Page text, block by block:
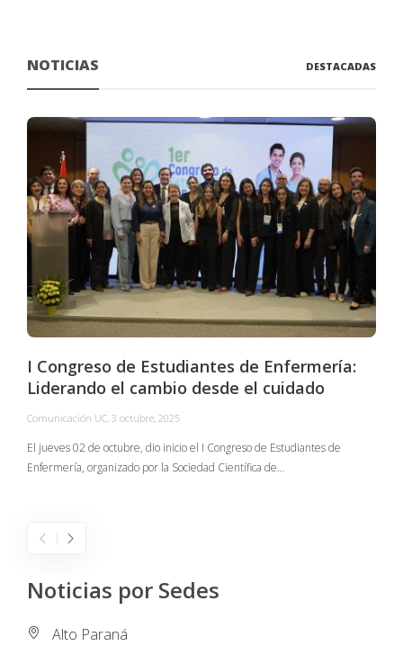
NOTICIAS DESTACADAS
I Congreso de Estudiantes de Enfermería:
Liderando el cambio desde el cuidado
Comunicación UC, 3 octubre, 2025
El jueves 02 de octubre, dio inicio el I Congreso de Estudiantes de
Enfermería, organizado por la Sociedad Científica de…
Noticias por Sedes
Alto Paraná